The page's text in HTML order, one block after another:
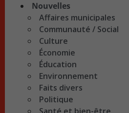
Nouvelles
Affaires municipales
Communauté / Social
Culture
Économie
Éducation
Environnement
Faits divers
Politique